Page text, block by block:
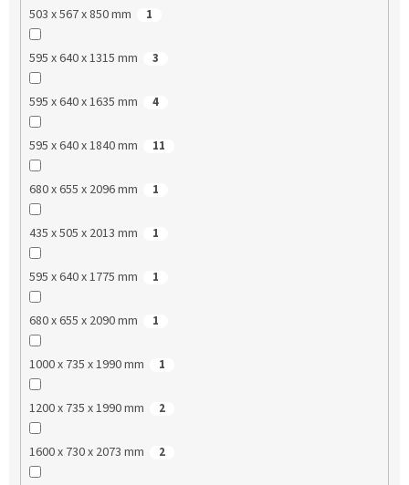
503 x 567 x 850 mm 1
595 x 640 x 1315 mm 3
595 x 640 x 1635 mm 4
595 x 640 x 1840 mm 11
680 x 655 x 2096 mm 1
435 x 505 x 2013 mm 1
595 x 640 x 1775 mm 1
680 x 655 x 2090 mm 1
1000 x 735 x 1990 mm 1
1200 x 735 x 1990 mm 2
1600 x 730 x 2073 mm 2